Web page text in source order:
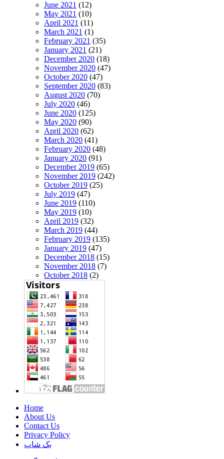
June 2021 (12)
May 2021 (10)
April 2021 (11)
March 2021 (1)
February 2021 (35)
January 2021 (21)
December 2020 (18)
November 2020 (47)
October 2020 (47)
September 2020 (83)
August 2020 (70)
July 2020 (46)
June 2020 (125)
May 2020 (90)
April 2020 (62)
March 2020 (41)
February 2020 (48)
January 2020 (91)
December 2019 (65)
November 2019 (242)
October 2019 (25)
July 2019 (47)
June 2019 (110)
May 2019 (10)
April 2019 (32)
March 2019 (44)
February 2019 (135)
January 2019 (47)
December 2018 (15)
November 2018 (7)
October 2018 (2)
Home
About Us
Contact Us
Privacy Policy
بک شاپ